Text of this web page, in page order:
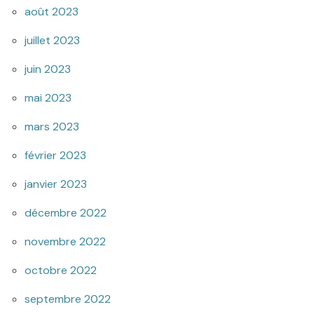
août 2023
juillet 2023
juin 2023
mai 2023
mars 2023
février 2023
janvier 2023
décembre 2022
novembre 2022
octobre 2022
septembre 2022